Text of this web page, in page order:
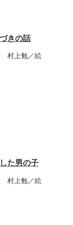
きの話
村上勉／絵
た男の子
村上勉／絵